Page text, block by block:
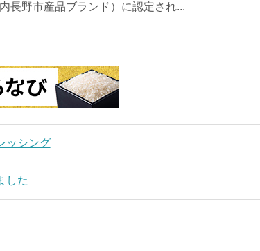
長野市産品ブランド）に認定され...
ッシング
した